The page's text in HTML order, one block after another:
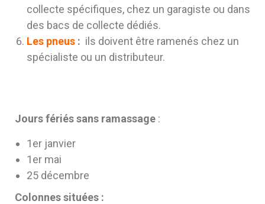
collecte spécifiques, chez un garagiste ou dans
des bacs de collecte dédiés.
Les pneus : ils doivent être ramenés chez un
spécialiste ou un distributeur.
Jours fériés sans ramassage :
1er janvier
1er mai
25 décembre
Colonnes situées :